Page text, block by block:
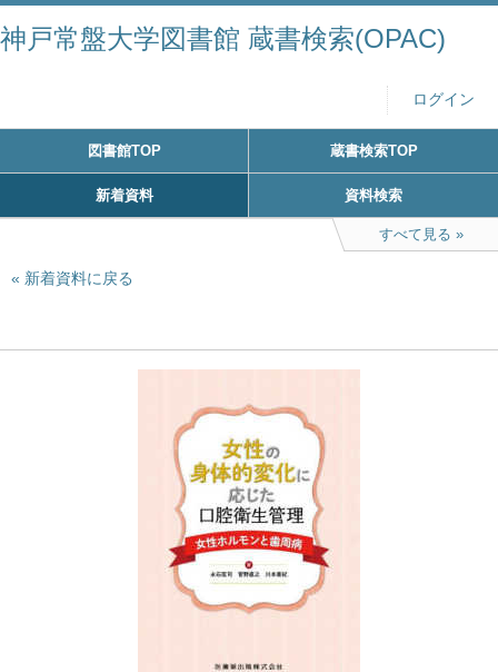
神戸常盤大学図書館 蔵書検索(OPAC)
ログイン
図書館TOP 蔵書検索TOP
新着資料 資料検索
すべて見る
新着資料に戻る